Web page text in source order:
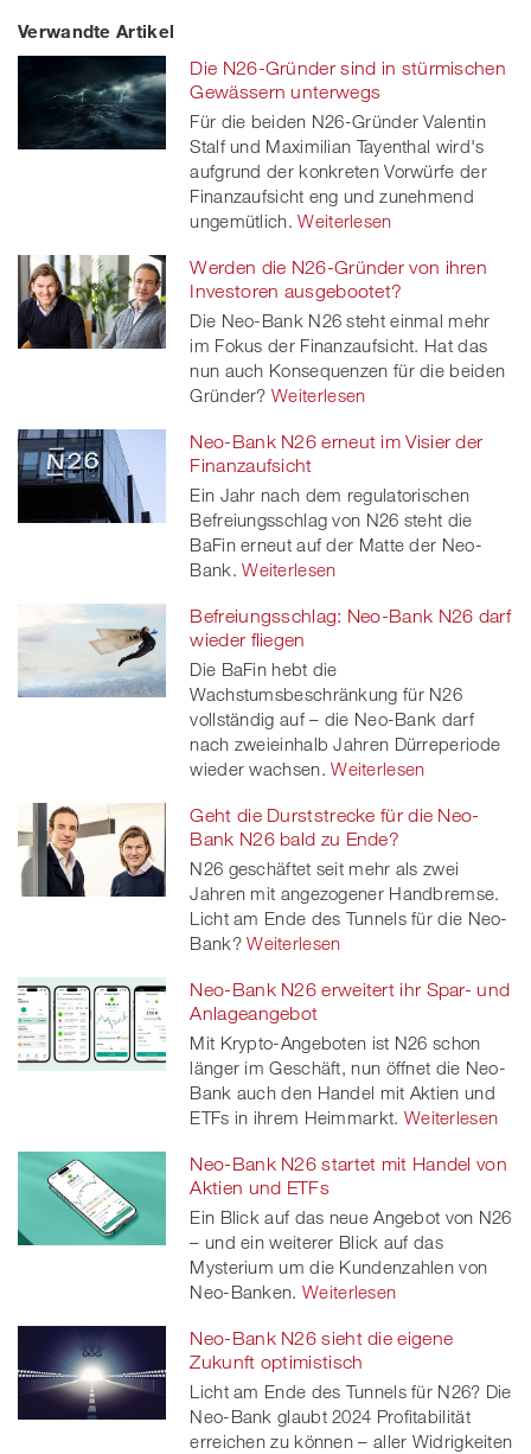
on
Facebook
on
twitt
er
linkedinXing
Verwandte Artikel
Die N26-Gründer sind in stürmischen
Gewässern unterwegs
Für die beiden N26-Gründer Valentin
Stalf und Maximilian Tayenthal wird's
aufgrund der konkreten Vorwürfe der
Finanzaufsicht eng und zunehmend
ungemütlich. Weiterlesen
Werden die N26-Gründer von ihren
Investoren ausgebootet?
Die Neo-Bank N26 steht einmal mehr
im Fokus der Finanzaufsicht. Hat das
nun auch Konsequenzen für die beiden
Gründer? Weiterlesen
Neo-Bank N26 erneut im Visier der
Finanzaufsicht
Ein Jahr nach dem regulatorischen
Befreiungsschlag von N26 steht die
BaFin erneut auf der Matte der Neo-
Bank. Weiterlesen
Befreiungsschlag: Neo-Bank N26 darf
wieder fliegen
Die BaFin hebt die
Wachstumsbeschränkung für N26
vollständig auf – die Neo-Bank darf
nach zweieinhalb Jahren Dürreperiode
wieder wachsen. Weiterlesen
Geht die Durststrecke für die Neo-
Bank N26 bald zu Ende?
N26 geschäftet seit mehr als zwei
Jahren mit angezogener Handbremse.
Licht am Ende des Tunnels für die Neo-
Bank? Weiterlesen
Neo-Bank N26 erweitert ihr Spar- und
Anlageangebot
Mit Krypto-Angeboten ist N26 schon
länger im Geschäft, nun öffnet die Neo-
Bank auch den Handel mit Aktien und
ETFs in ihrem Heimmarkt. Weiterlesen
Neo-Bank N26 startet mit Handel von
Aktien und ETFs
Ein Blick auf das neue Angebot von N26
– und ein weiterer Blick auf das
Mysterium um die Kundenzahlen von
Neo-Banken. Weiterlesen
Neo-Bank N26 sieht die eigene
Zukunft optimistisch
Licht am Ende des Tunnels für N26? Die
Neo-Bank glaubt 2024 Profitabilität
erreichen zu können – aller Widrigkeiten